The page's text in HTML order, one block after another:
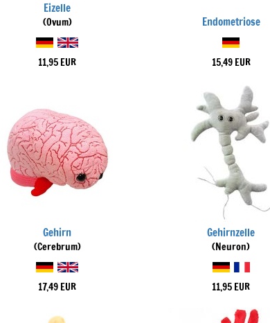
Eizelle
(Ovum)
11,95 EUR
Endometriose
15,49 EUR
Gehirn
(Cerebrum)
17,49 EUR
Gehirnzelle
(Neuron)
11,95 EUR